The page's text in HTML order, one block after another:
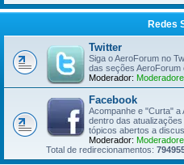
Redes
Twitter
Siga o AeroForum no
das seções AeroForum
Moderador:
Facebook
Acompanhe e "Curta" a
dentro das
tópicos abertos a
Moderador:
Total de redirecionamentos: